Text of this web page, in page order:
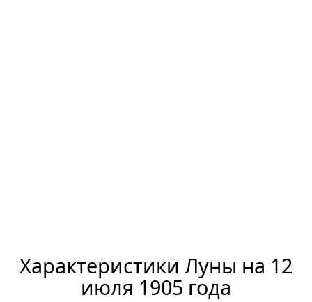
Характеристики Луны на 12
июля 1905 года